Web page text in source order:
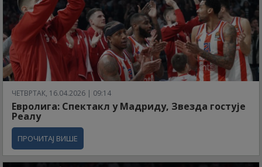
ЧЕТВРТАК, 16.04.2026 | 09:14
Евролига: Спектакл у Мадриду, Звезда гостује
Реалу
ПРОЧИТАЈ ВИШЕ